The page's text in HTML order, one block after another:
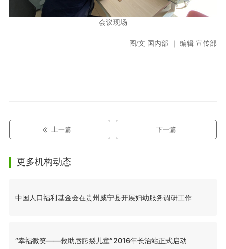
会议现场
图/文 国内部 ｜ 编辑 宣传部
上一篇 下一篇
更多机构动态
中国人口福利基金会在贵州威宁县开展妇幼服务调研工作
“幸福微笑——救助唇腭裂儿童”2016年长治站正式启动